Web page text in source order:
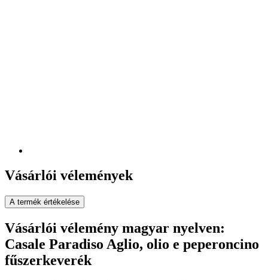
Vásárlói vélemények
A termék értékelése
Vásárlói vélemény magyar nyelven:
Casale Paradiso Aglio, olio e peperoncino
fűszerkeverék